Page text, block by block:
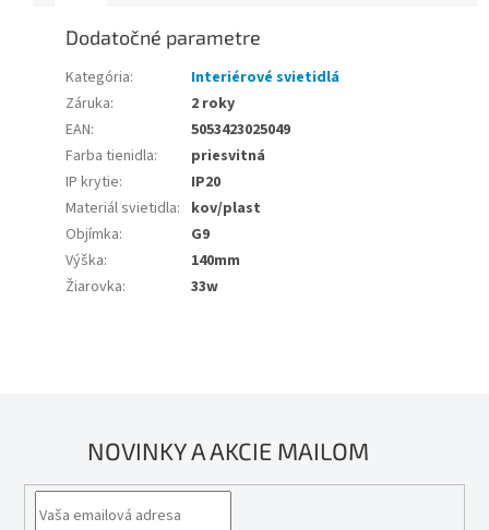
Dodatočné parametre
Kategória:
Interiérové svietidlá
Záruka:
2 roky
EAN:
5053423025049
Farba tienidla:
priesvitná
IP krytie:
IP20
Materiál svietidla: kov/plast
Objímka:
G9
Výška:
140mm
Žiarovka: 33w
NOVINKY A AKCIE MAILOM